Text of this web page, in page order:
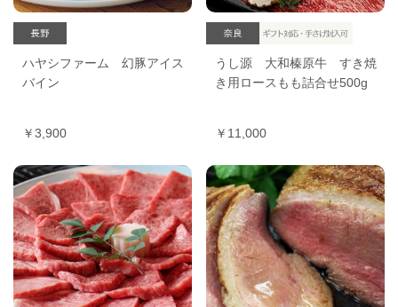
ハヤシファーム 幻豚アイス
バイン
￥3,900
うし源 大和榛原牛 すき焼
き用ロースもも詰合せ500g
￥11,000